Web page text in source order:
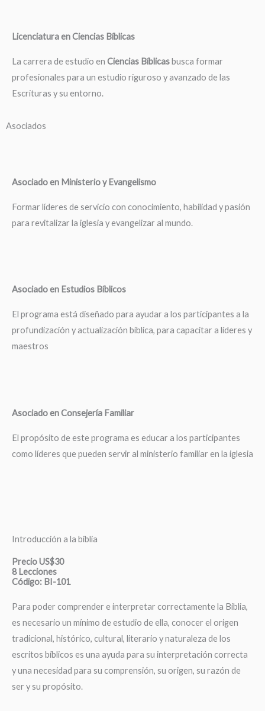
Licenciatura en Ciencias Bíblicas
La carrera de estudio en Ciencias Bíblicasbusca formar
profesionales para un estudio riguroso y avanzado de las
Escrituras y su entorno.
Asociados
Asociado en Ministerio y Evangelismo
Formar líderes de servicio con conocimiento, habilidad y pasión
para revitalizar la iglesia y evangelizar al mundo.
Asociado en Estudios Bíblicos
El programa está diseñado para ayudar a los participantes a la
profundización y actualización bíblica, para capacitar a líderes y
maestros
Asociado en Consejería Familiar
El propósito de este programa es educar a los participantes
como líderes que pueden servir al ministerio familiar en la iglesia
Introducción a la biblia
Precio US$30
8 Lecciones
Código: BI-101
Para poder comprender e interpretar correctamente la Biblia,
es necesario un mínimo de estudio de ella, conocer el origen
tradicional, histórico, cultural, literario y naturaleza de los
escritos bíblicos es una ayuda para su interpretación correcta
y una necesidad para su comprensión, su origen, su razón de
ser y su propósito.